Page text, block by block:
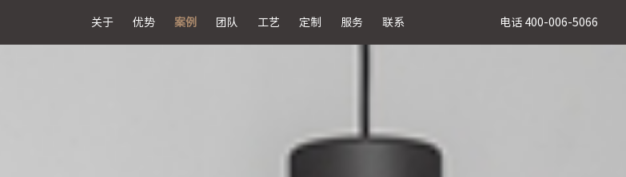
关于 优势 案例 团队 工艺 定制 服务 联系 电话 400-006-5066